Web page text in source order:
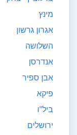
מינץ
אגרון גרשון
השלושה
אנדרסן
אבן ספיר
פיקא
ביל"ו
ירושלים